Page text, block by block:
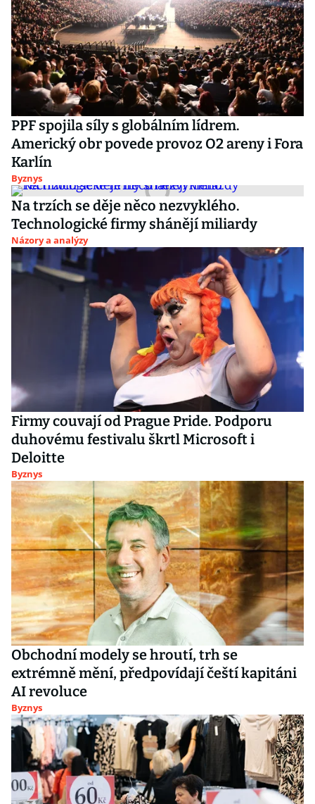
PPF spojila síly s globálním lídrem.
Americký obr povede provoz O2 areny i Fora
Karlín
Byznys
Na trzích se děje něco nezvyklého.
Technologické firmy shánějí miliardy
Názory a analýzy
Firmy couvají od Prague Pride. Podporu
duhovému festivalu škrtl Microsoft i
Deloitte
Byznys
Obchodní modely se hroutí, trh se
extrémně mění, předpovídají čeští kapitáni
AI revoluce
Byznys